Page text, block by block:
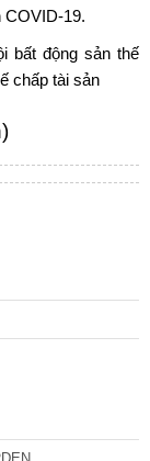
COVID-19.
bất động sản thế
chấp tài sản